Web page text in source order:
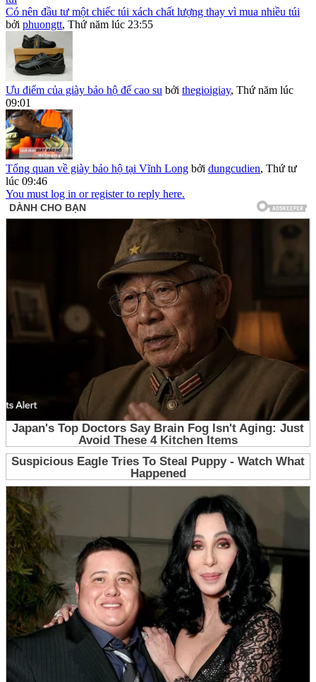
Có nên đầu tư một chiếc túi xách chất lượng thay vì mua nhiều túi
bởi phuongtt, Thứ năm lúc 23:55
Ưu điểm của giày bảo hộ đế cao su bởi thegioigiay, Thứ năm lúc
09:01
Tổng quan về giày bảo hộ tại Vĩnh Long bởi dungcudien, Thứ tư
lúc 09:46
You must log in or register to reply here.